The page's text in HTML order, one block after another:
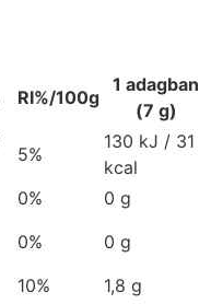
RI%/100g
1 adagban
(7 g)
5%
130 kJ / 31
kcal
0% 0 g
0% 0 g
10% 1,8 g